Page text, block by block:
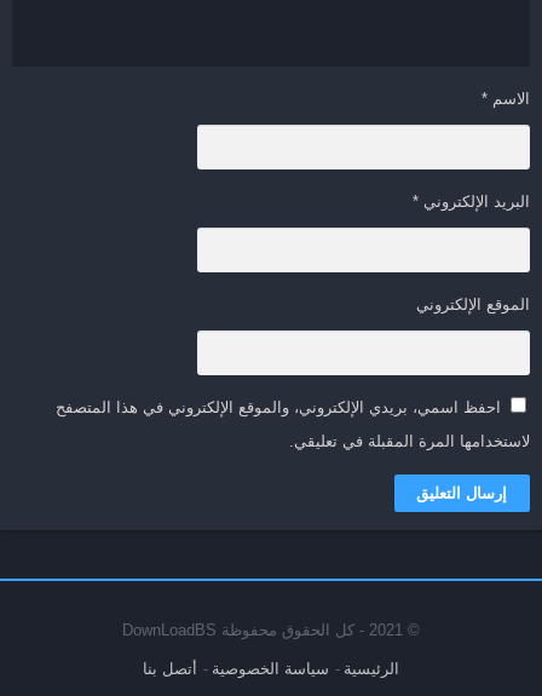
الاسم *
البريد الإلكتروني *
الموقع الإلكتروني
احفظ اسمي، بريدي الإلكتروني، والموقع الإلكتروني في هذا المتصفح
لاستخدامها المرة المقبلة في تعليقي.
© 2021 - كل الحقوق محفوظة DownLoadBS
الرئيسية سياسة الخصوصية أتصل بنا